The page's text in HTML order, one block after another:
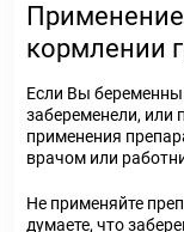
кормлении
Если Вы беременны
забеременели, или
применения
врачом или
Не применяйте
думаете, что